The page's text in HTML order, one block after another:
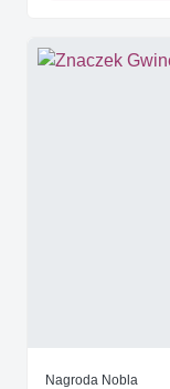
Nagroda Nobla